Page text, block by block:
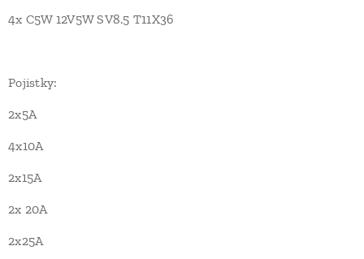
4x C5W 12V5W SV8.5 T11X36
Pojistky:
2x5A
4x10A
2x15A
2x 20A
2x25A